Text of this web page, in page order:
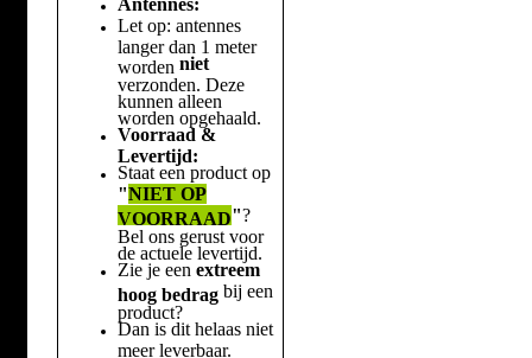
Antennes:
Let op: antennes
langer dan 1 meter
worden niet
verzonden. Deze
kunnen alleen
worden opgehaald.
Voorraad &
Levertijd:
Staat een product op
"NIET OP
VOORRAAD"?
Bel ons gerust voor
de actuele levertijd.
Zie je een extreem
hoog bedragbij een
product?
Dan is dit helaas niet
meer leverbaar.